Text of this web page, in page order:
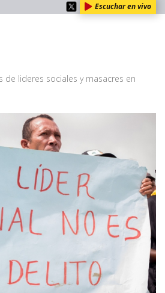
Escuchar en vivo
de lideres sociales y masacres en